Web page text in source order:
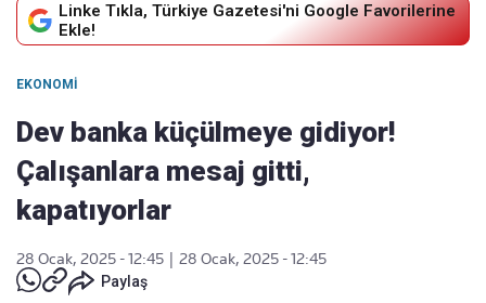
Linke Tıkla, Türkiye Gazetesi'ni Google Favorilerine
Ekle!
EKONOMI
Dev banka küçülmeye gidiyor!
Çalışanlara mesaj gitti,
kapatıyorlar
28 Ocak, 2025 - 12:45
28 Ocak, 2025 - 12:45
Paylaş